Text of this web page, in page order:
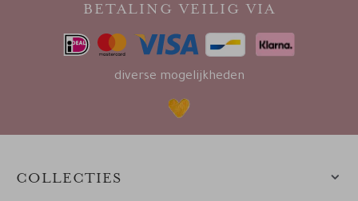
BETALING VEILIG VIA
diverse mogelijkheden
COLLECTIES